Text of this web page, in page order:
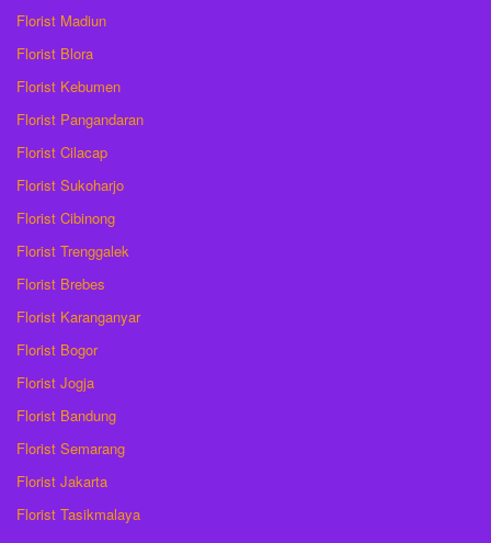
Florist Madiun
Florist Blora
Florist Kebumen
Florist Pangandaran
Florist Cilacap
Florist Sukoharjo
Florist Cibinong
Florist Trenggalek
Florist Brebes
Florist Karanganyar
Florist Bogor
Florist Jogja
Florist Bandung
Florist Semarang
Florist Jakarta
Florist Tasikmalaya